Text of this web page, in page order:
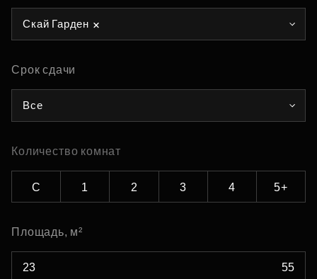
Скай Гарден
Срок сдачи
Все
Количество комнат
С 1 2 3 4 5+
Площадь, м²